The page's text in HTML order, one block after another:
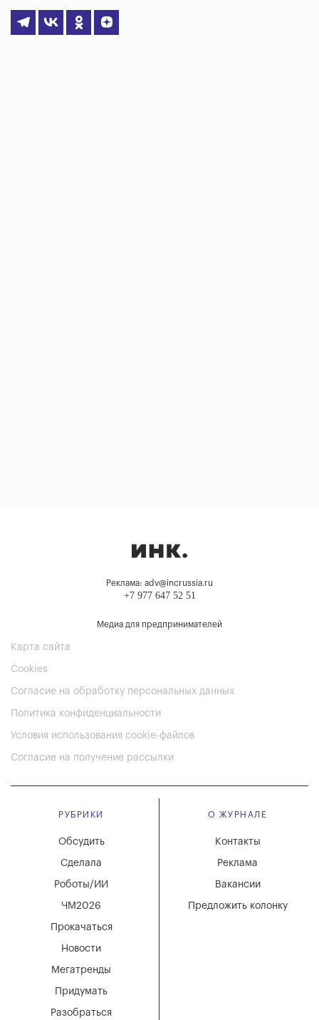
Реклама: adv@incrussia.ru
+7 977 647 52 51
Медиа для предпринимателей
Карта сайта
Cookies
Согласие на обработку персональных данных
Политика конфиденциальности
Условия использования cookie-файлов
Согласие на получение рассылки
РУБРИКИ
Мегатренды
Придумать
Разобраться
Новости
Обсудить
Сделала
Роботы/ИИ
ЧМ2026
Прокачаться
О ЖУРНАЛЕ
Вакансии
Реклама
Контакты
Предложить колонку